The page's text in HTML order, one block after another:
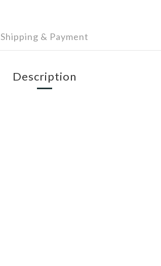
Shipping & Payment
Description